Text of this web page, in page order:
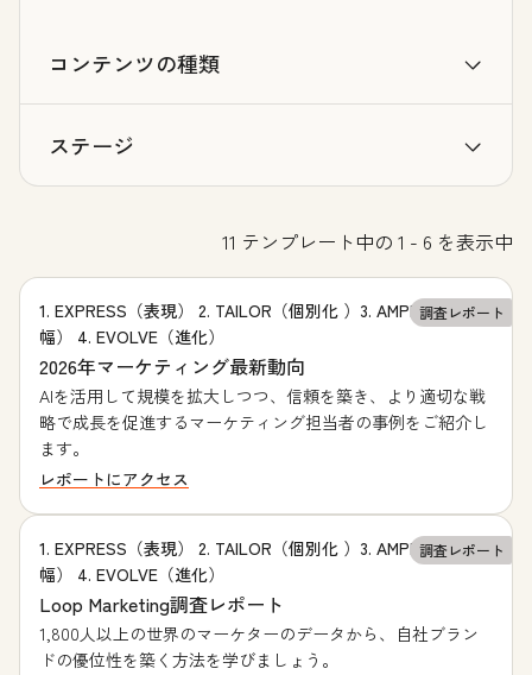
コンテンツの種類
ステージ
11 テンプレート中の 1 - 6 を表示中
1. EXPRESS（表現） 2. TAILOR（個別化 ）3. AMPLIFY（増
幅） 4. EVOLVE（進化）
調査レポート
2026年マーケティング最新動向
AIを活用して規模を拡大しつつ、信頼を築き、より適切な戦
略で成長を促進するマーケティング担当者の事例をご紹介し
ます。
レポートにアクセス
1. EXPRESS（表現） 2. TAILOR（個別化 ）3. AMPLIFY（増
幅） 4. EVOLVE（進化）
調査レポート
Loop Marketing調査レポート
1,800人以上の世界のマーケターのデータから、自社ブラン
ドの優位性を築く方法を学びましょう。